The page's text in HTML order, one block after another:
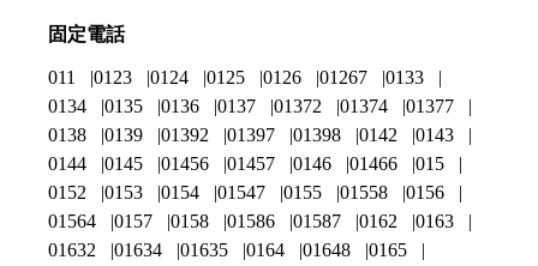
固定電話
011 0123 0124 0125 0126 01267
0133
0134
0135 0136 0137 01372 01374
01377
0138
0139 01392 01397 01398 0142
0143
0144
0145 01456 01457 0146 01466
015
0152
0153 0154 01547 0155 01558
0156
01564
0157 0158 01586 01587 0162
0163
01632
01634 01635 0164 01648
0165